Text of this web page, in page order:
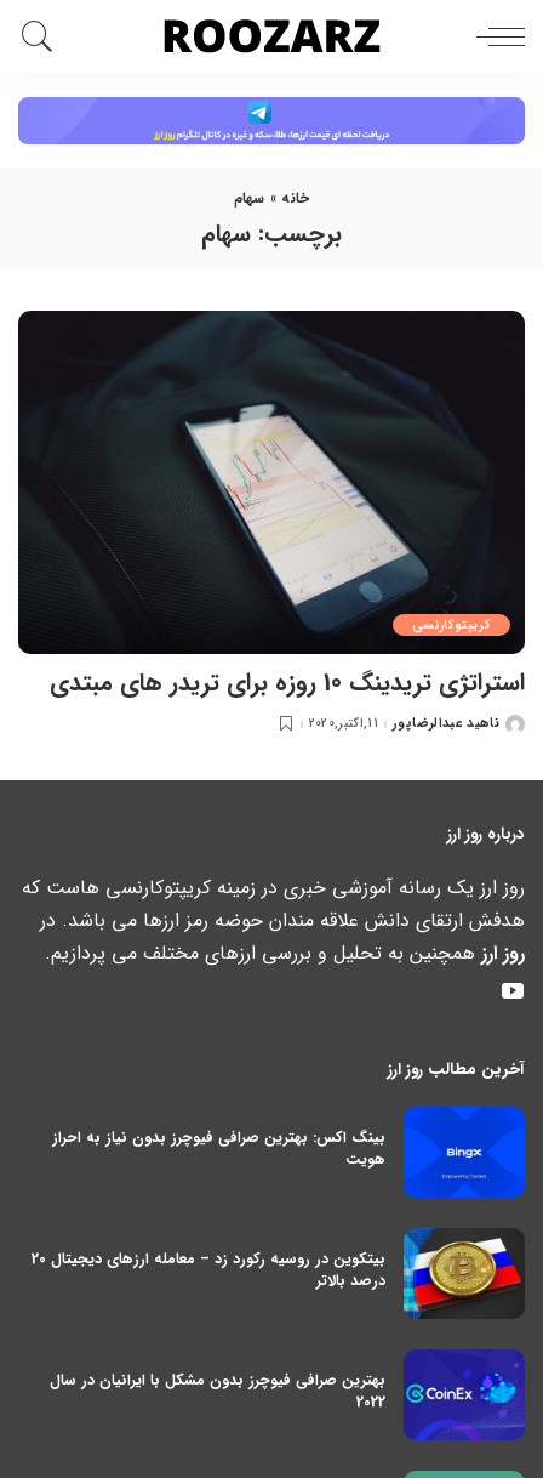
خانه » سهام
برچسب: سهام
کریپتوکارنسی
استراتژی تریدینگ 10 روزه برای تریدر های مبتدی
ارسالناهید عبدالرضاپور 11,اکتبر,2020
درباره روز ارز
روز ارز یک رسانه آموزشی خبری در زمینه کریپتوکارنسی هاست که
هدفش ارتقای دانش علاقه مندان حوضه رمز ارزها می باشد. در
روز ارز همچنین به تحلیل و بررسی ارزهای مختلف می پردازیم.
آخرین مطالب روز ارز
بینگ اکس: بهترین صرافی فیوچرز بدون نیاز به احراز
هویت
بیتکوین در روسیه رکورد زد – معامله ارزهای دیجیتال 20
درصد بالاتر
بهترین صرافی فیوچرز بدون مشکل با ایرانیان در سال
2022